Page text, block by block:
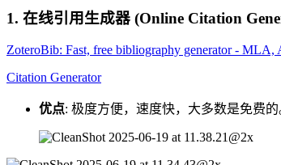
1. 在线引用生成器 (Online Citation
ZoteroBib: Fast, free bibliography generator - MLA,
Citation Generator
优点: 极度方便，速度快，大多数是免费的